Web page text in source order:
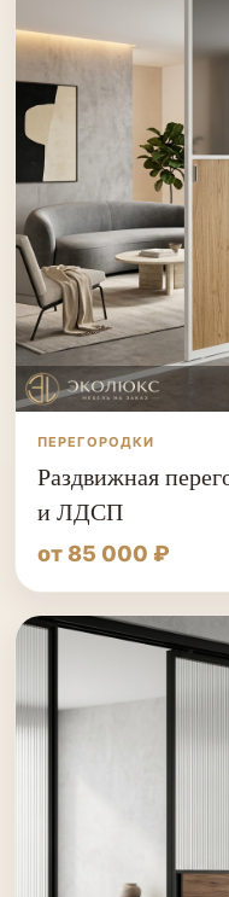
ПЕРЕГОРОДКИ
Раздвижная
и ЛДСП
от 85 000 ₽